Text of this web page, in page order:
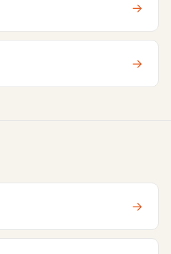
→
→
→